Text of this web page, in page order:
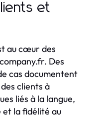
et
au cœur des
Des
cas documentent
clients à
liés à la langue,
la fidélité au